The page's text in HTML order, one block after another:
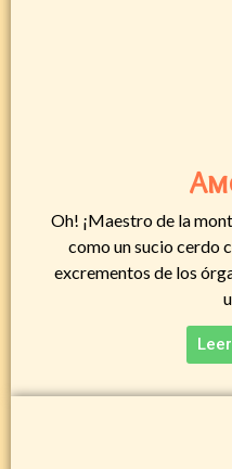
Oh! ¡Maestro de la
como un sucio cerdo
excrementos de los